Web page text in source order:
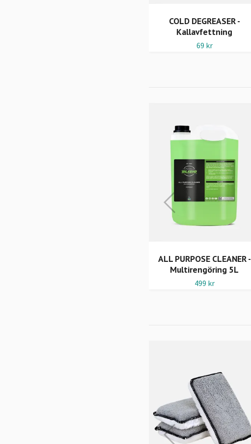
COLD DEGREASER -
Kallavfettning
69 kr
ALL PURPOSE CLEANER -
Multirengöring 5L
499 kr